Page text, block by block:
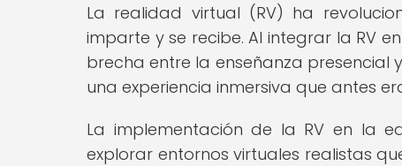
La realidad virtual (RV) ha
imparte y se recibe. Al integrar la RV
brecha entre la enseñanza
una experiencia inmersiva que antes
La implementación de la RV en la
explorar entornos virtuales realistas